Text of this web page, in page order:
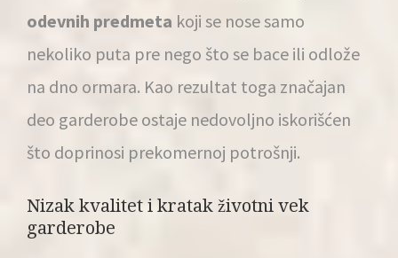
odevnih predmeta koji se nose samo
nekoliko puta pre nego što se bace ili odlože
na dno ormara. Kao rezultat toga značajan
deo garderobe ostaje nedovoljno iskorišćen
što doprinosi prekomernoj potrošnji.
Nizak kvalitet i kratak životni vek
garderobe